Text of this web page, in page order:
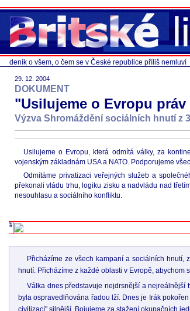
deník o všem, o čem se v České republice příliš nemluví
29. 12. 2004
DOKUMENT
"Usilujeme o Evropu
Výzva Shromáždění sociálních hnutí z
Usilujeme o Evropu, která odmítá války, za
vojenským základnám USA a NATO. Podporujeme
Odmítáme privatizaci veřejných služeb a
překonali vládu trhu, logiku zisku a nadvládu nad
nesouhlasu a sociálního konfliktu.
Přicházíme ze všech kampaní a sociálních hnutí,
hnutí. Přicházíme z každé oblasti v Evropě,
Válka dnes představuje nejdrsnější a nejreálnější
byla ospravedlňována řadou lží. Dnes je Irák
civilizací" silnější. Bojujeme za stažení okupačních